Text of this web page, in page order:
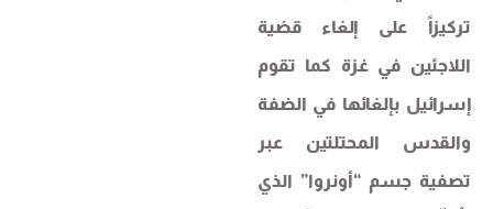
تركيزاً على إلغاء قضية
اللاجئين في غزة كما تقوم
إسرائيل بإلغائها في الضفة
والقدس المحتلتين عبر
تصفية جسم “أونروا” الذي